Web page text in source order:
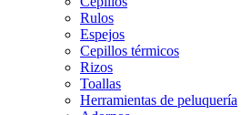
Rulos
Espejos
Cepillos térmicos
Rizos
Toallas
Herramientas de peluquería